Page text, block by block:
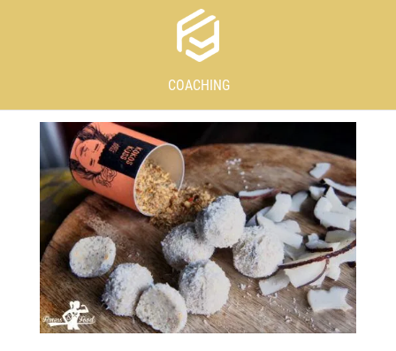
COACHING